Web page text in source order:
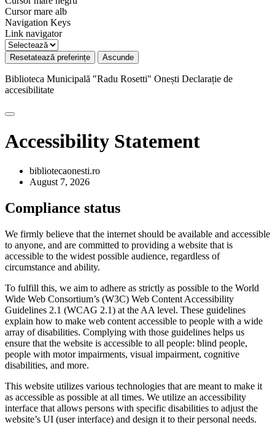
Cursor mare alb
Navigation Keys
Link navigator
Resetatează preferințe Ascunde
Biblioteca Municipală "Radu Rosetti" Onești Declarație de
accesibilitate
Accessibility Statement
bibliotecaonesti.ro
August 7, 2026
Compliance status
We firmly believe that the internet should be available and accessible
to anyone, and are committed to providing a website that is
accessible to the widest possible audience, regardless of
circumstance and ability.
To fulfill this, we aim to adhere as strictly as possible to the World
Wide Web Consortium’s (W3C) Web Content Accessibility
Guidelines 2.1 (WCAG 2.1) at the AA level. These guidelines
explain how to make web content accessible to people with a wide
array of disabilities. Complying with those guidelines helps us
ensure that the website is accessible to all people: blind people,
people with motor impairments, visual impairment, cognitive
disabilities, and more.
This website utilizes various technologies that are meant to make it
as accessible as possible at all times. We utilize an accessibility
interface that allows persons with specific disabilities to adjust the
website’s UI (user interface) and design it to their personal needs.